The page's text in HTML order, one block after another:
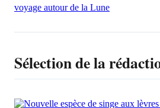
voyage autour de la Lune
Sélection de la